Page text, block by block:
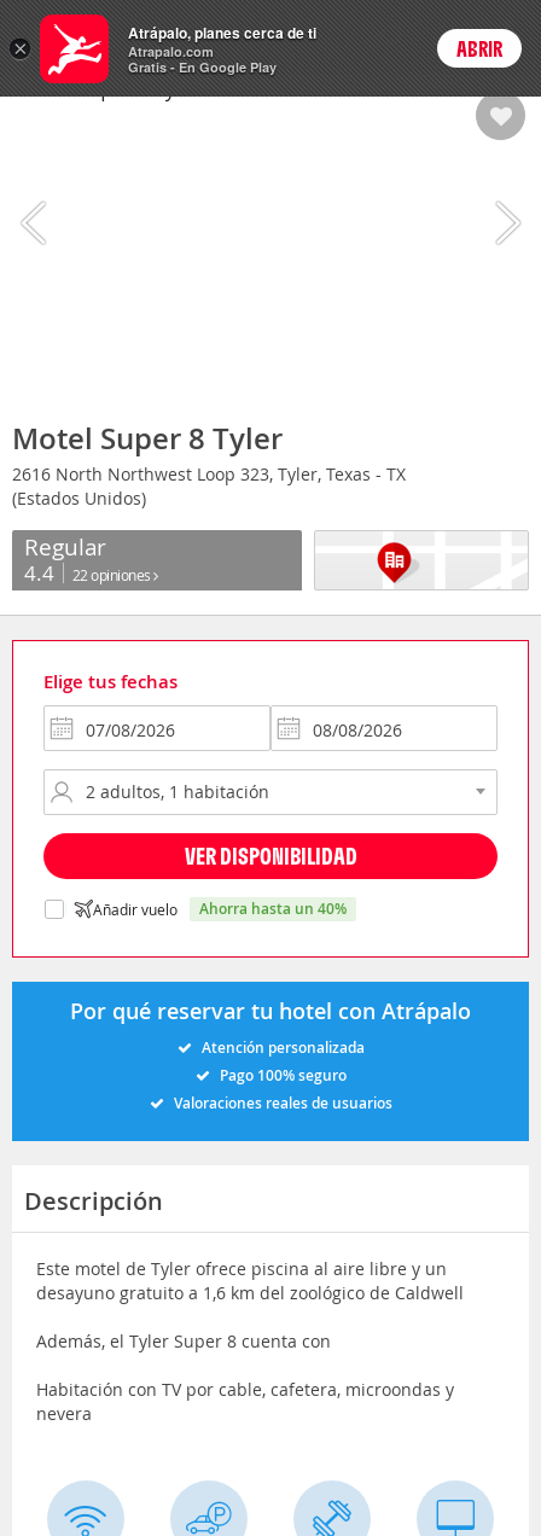
Hoteles Login
Motel Super 8 Tyler
2616 North Northwest Loop 323, Tyler, Texas - TX
(Estados Unidos)
Regular
4.4 22 opiniones
Elige tus fechas
VER DISPONIBILIDAD
Añadir vuelo ahorra hasta un 40%
Por qué reservar tu hotel con Atrápalo
Atención personalizada
Pago 100% seguro
Valoraciones reales de usuarios
Descripción
Este motel de Tyler ofrece piscina al aire libre y un
desayuno gratuito a 1,6 km del zoológico de Caldwell
Además, el Tyler Super 8 cuenta con
Habitación con TV por cable, cafetera, microondas y
nevera
×
Atrápalo, planes cerca de ti
Atrapalo.com
Gratis - En Google Play
ABRIR